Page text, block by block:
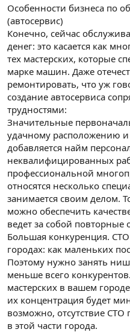
а
Особенности бизнеса по
(автосервис)
Конечно, сейчас
денег: это касается как
тех мастерских, которые
марке машин. Даже
ремонтировать, что уж
создание автосервиса
трудностями:
Значительные
удачному расположению
добавляется найм
неквалифицированных
профессиональной
относятся несколько
занимается своим делом.
можно обеспечить
ведет за собой
Большая конкуренция.
городах: как маленьких
Поэтому нужно занять
меньше всего
мастерских в вашем
их концентрация будет
возможно, отсутствие СТО
в этой части города.